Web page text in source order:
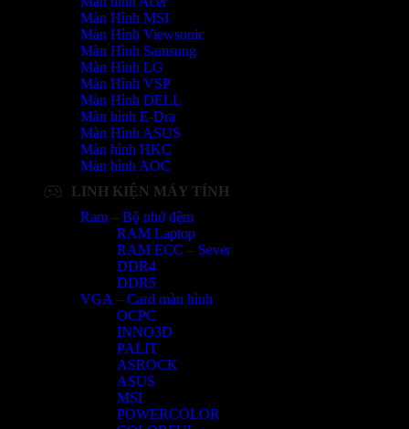
Màn Hình MSI
Màn Hình Viewsonic
Màn Hình Samsung
Màn Hình LG
Màn Hình VSP
Màn Hình DELL
Màn hình E-Dra
Màn Hình ASUS
Màn hình HKC
Màn hình AOC
LINH KIỆN MÁY TÍNH
Ram – Bộ nhớ đệm
RAM Laptop
RAM ECC – Sever
DDR4
DDR5
VGA – Card màn hình
OCPC
INNO3D
PALIT
ASROCK
ASUS
MSI
POWERCOLOR